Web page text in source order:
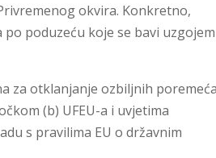
okvira. Konkretno,
poduzeću koje se bavi uzgojem
za otklanjanje ozbiljnih
(b) UFEU-a i uvjetima
s pravilima EU o državnim